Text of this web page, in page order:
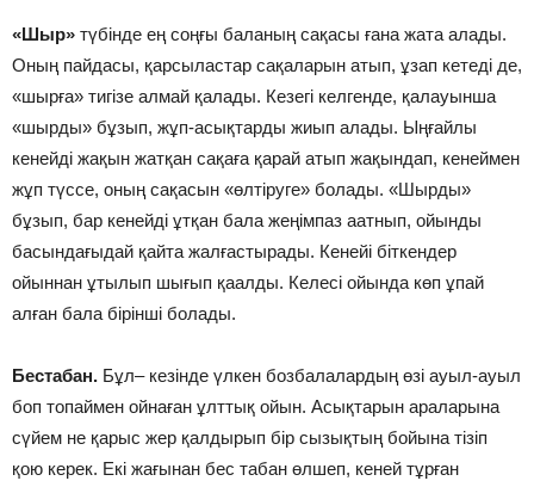
«Шыр» түбінде ең соңғы баланың сақасы ғана жата алады.
Оның пайдасы, қарсыластар сақаларын атып, ұзап кетеді де,
«шырға» тигізе алмай қалады. Кезегі келгенде, қалауынша
«шырды» бұзып, жұп-асықтарды жиып алады. Ыңғайлы
кенейді жақын жатқан сақаға қарай атып жақындап, кенеймен
жұп түссе, оның сақасын «өлтіруге» болады. «Шырды»
бұзып, бар кенейді ұтқан бала жеңімпаз аатнып, ойынды
басындағыдай қайта жалғастырады. Кенейі біткендер
ойыннан ұтылып шығып қаалды. Келесі ойында көп ұпай
алған бала бірінші болады.
Бестабан. Бұл– кезінде үлкен бозбалалардың өзі ауыл-ауыл
боп топаймен ойнаған ұлттық ойын. Асықтарын араларына
сүйем не қарыс жер қалдырып бір сызықтың бойына тізіп
қою керек. Екі жағынан бес табан өлшеп, кеней тұрған